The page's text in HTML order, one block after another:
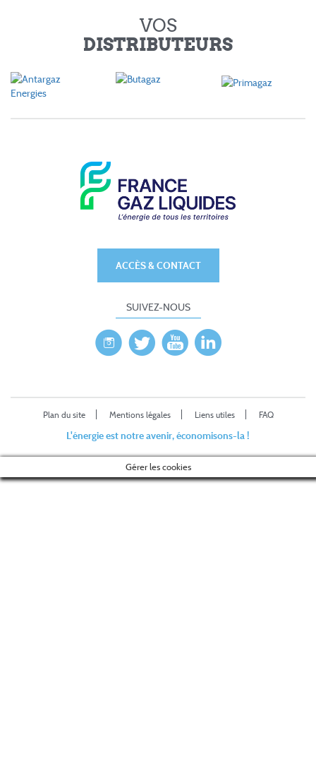
VOS
DISTRIBUTEURS
ACCÈS & CONTACT
SUIVEZ-NOUS
Plan du site Mentions légales Liens utiles FAQ
L'énergie est notre avenir, économisons-la !
Gérer les cookies